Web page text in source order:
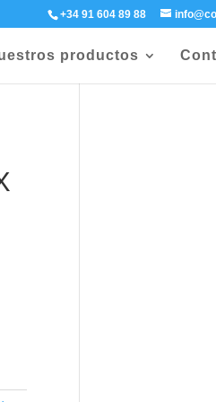
+34 91 604 89 88
productos